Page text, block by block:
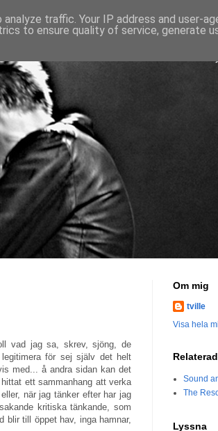
vad jag sa, skrev, sjöng, de
för sej själv det helt
med... å andra sidan kan det
ett sammanhang att verka
när jag tänker efter har jag
kritiska tänkande, som
till öppet hav, inga hamnar,
Om mig
tville
Visa hela
Sound
The
Lyssna
traffic. Your IP address and user-
to ensure quality of service, generate